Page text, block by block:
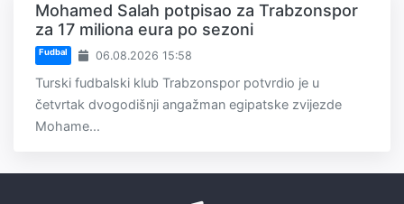
Mohamed Salah potpisao za Trabzonspor
za 17 miliona eura po sezoni
Fudbal 06.08.2026 15:58
Turski fudbalski klub Trabzonspor potvrdio je u
četvrtak dvogodišnji angažman egipatske zvijezde
Mohame...